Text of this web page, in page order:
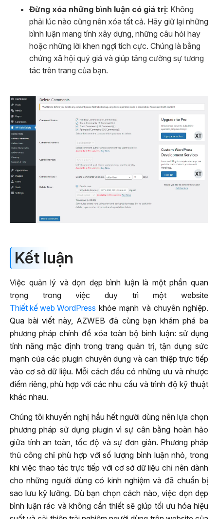
Đừng xóa những bình luận có giá trị: Không
phải lúc nào cũng nên xóa tất cả. Hãy giữ lại những
bình luận mang tính xây dựng, những câu hỏi hay
hoặc những lời khen ngợi tích cực. Chúng là bằng
chứng xã hội quý giá và giúp tăng cường sự tương
tác trên trang của bạn.
Kết luận
Việc quản lý và dọn dẹp bình luận là một phần quan
trọng trong việc duy trì một website
Thiết kế web WordPress khỏe mạnh và chuyên nghiệp.
Qua bài viết này, AZWEB đã cùng bạn khám phá ba
phương pháp chính để xóa toàn bộ bình luận: sử dụng
tính năng mặc định trong trang quản trị, tận dụng sức
mạnh của các plugin chuyên dụng và can thiệp trực tiếp
vào cơ sở dữ liệu. Mỗi cách đều có những ưu và nhược
điểm riêng, phù hợp với các nhu cầu và trình độ kỹ thuật
khác nhau.
Chúng tôi khuyến nghị hầu hết người dùng nên lựa chọn
phương pháp sử dụng plugin vì sự cân bằng hoàn hảo
giữa tính an toàn, tốc độ và sự đơn giản. Phương pháp
thủ công chỉ phù hợp với số lượng bình luận nhỏ, trong
khi việc thao tác trực tiếp với cơ sở dữ liệu chỉ nên dành
cho những người dùng có kinh nghiệm và đã chuẩn bị
sao lưu kỹ lưỡng. Dù bạn chọn cách nào, việc dọn dẹp
bình luận rác và không cần thiết sẽ giúp tối ưu hóa hiệu